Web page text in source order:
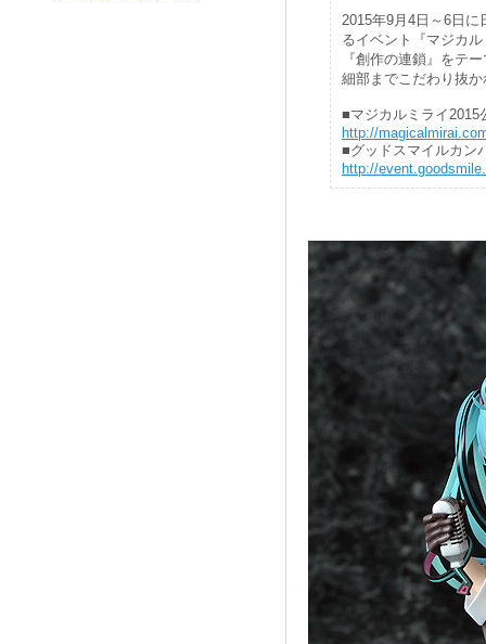
2015年9月4日～6日に
るイベント『マジカ
『創作の連鎖』をテ
細部までこだわり抜か
■マジカルミライ2015
http://
■グッドスマイルカン
http://